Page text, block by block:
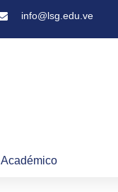
info@lsg.edu.ve
Académico